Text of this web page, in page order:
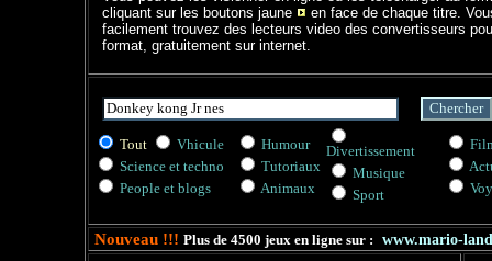
cliquant sur les boutons jaune
en face de chaque titre.
facilement trouvez des lecteurs video des convertisseurs
format, gratuitement sur internet.
Tout
Vhicule
Science et techno
People et blogs
Humour
Tutoriaux
Animaux
Divertissement
Musique
Sport
Nouveau !!! Plus de 4500 jeux en ligne sur : www.mario-